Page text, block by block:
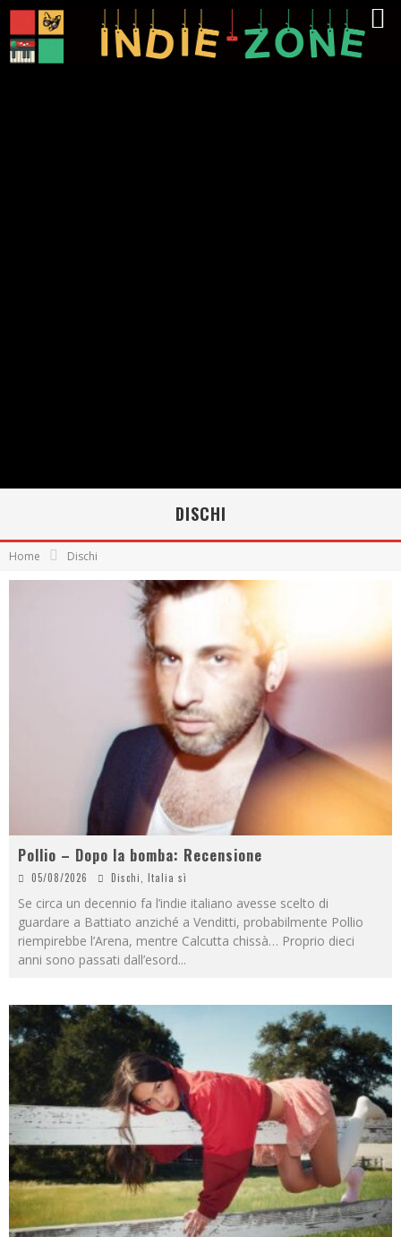
DISCHI
Home Dischi
Pollio – Dopo la bomba: Recensione
05/08/2026 Dischi, Italia sì
Se circa un decennio fa l’indie italiano avesse scelto di
guardare a Battiato anziché a Venditti, probabilmente Pollio
riempirebbe l’Arena, mentre Calcutta chissà… Proprio dieci
anni sono passati dall’esord...